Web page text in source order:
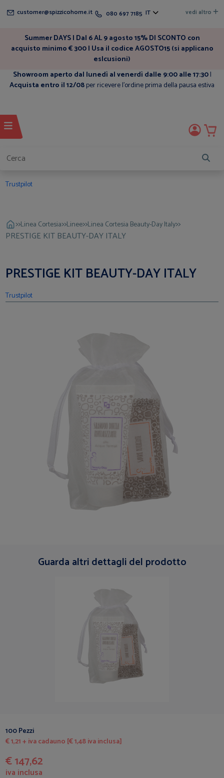
customer@spizzicohome.it 080 697 7185 IT vedi altro
Summer DAYS | Dal 6 AL 9 agosto 15% DI SCONTO con
acquisto minimo € 300 | Usa il codice AGOSTO15 (si applicano
eslcusioni)
Showroom aperto dal lunedì al venerdì dalle 9:00 alle 17:30|
Acquista entro il 12/08per ricevere l'ordine prima della pausa estiva
Trustpilot
>>Linea Cortesia>>Linee>>Linea Cortesia Beauty-Day Italy>>
PRESTIGE KIT BEAUTY-DAY ITALY
PRESTIGE KIT BEAUTY-DAY ITALY
Trustpilot
Guarda altri dettagli del prodotto
100 Pezzi
€ 1,21 + iva cadauno [€ 1,48 iva inclusa]
€ 147,62
iva inclusa